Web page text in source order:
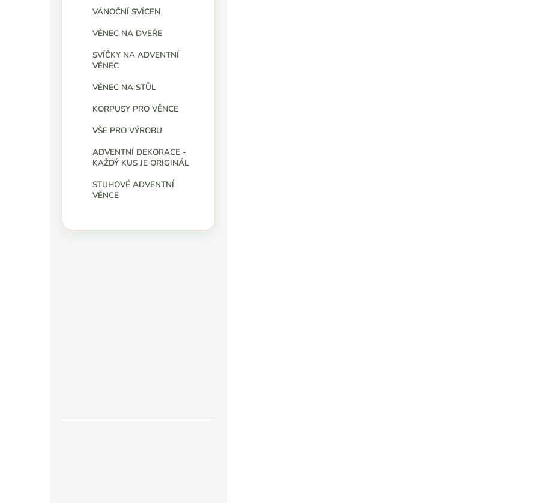
VÁNOČNÍ SVÍCEN
VĚNEC NA DVEŘE
SVÍČKY NA ADVENTNÍ
VĚNEC
VĚNEC NA STŮL
KORPUSY PRO VĚNCE
VŠE PRO VÝROBU
ADVENTNÍ DEKORACE -
KAŽDÝ KUS JE ORIGINÁL
STUHOVÉ ADVENTNÍ
VĚNCE